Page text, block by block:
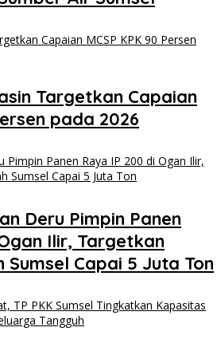
Targetkan Capaian
pada 2026
Deru Pimpin Panen
Ilir, Targetkan
Sumsel Capai 5 Juta Ton